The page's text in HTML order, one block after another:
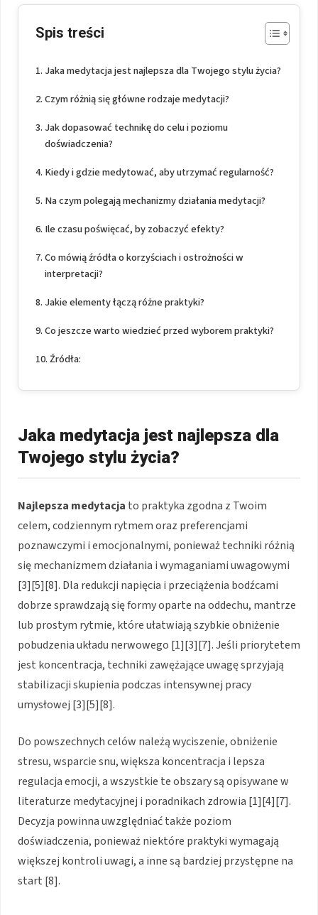
Spis treści
Jaka medytacja jest najlepsza dla Twojego stylu życia?
Czym różnią się główne rodzaje medytacji?
Jak dopasować technikę do celu i poziomu
doświadczenia?
Kiedy i gdzie medytować, aby utrzymać regularność?
Na czym polegają mechanizmy działania medytacji?
Ile czasu poświęcać, by zobaczyć efekty?
Co mówią źródła o korzyściach i ostrożności w
interpretacji?
Jakie elementy łączą różne praktyki?
Co jeszcze warto wiedzieć przed wyborem praktyki?
Źródła:
Jaka medytacja jest najlepsza dla
Twojego stylu życia?
Najlepsza medytacja to praktyka zgodna z Twoim
celem, codziennym rytmem oraz preferencjami
poznawczymi i emocjonalnymi, ponieważ techniki różnią
się mechanizmem działania i wymaganiami uwagowymi
[3][5][8]. Dla redukcji napięcia i przeciążenia bodźcami
dobrze sprawdzają się formy oparte na oddechu, mantrze
lub prostym rytmie, które ułatwiają szybkie obniżenie
pobudzenia układu nerwowego [1][3][7]. Jeśli priorytetem
jest koncentracja, techniki zawężające uwagę sprzyjają
stabilizacji skupienia podczas intensywnej pracy
umysłowej [3][5][8].
Do powszechnych celów należą wyciszenie, obniżenie
stresu, wsparcie snu, większa koncentracja i lepsza
regulacja emocji, a wszystkie te obszary są opisywane w
literaturze medytacyjnej i poradnikach zdrowia [1][4][7].
Decyzja powinna uwzględniać także poziom
doświadczenia, ponieważ niektóre praktyki wymagają
większej kontroli uwagi, a inne są bardziej przystępne na
start [8].